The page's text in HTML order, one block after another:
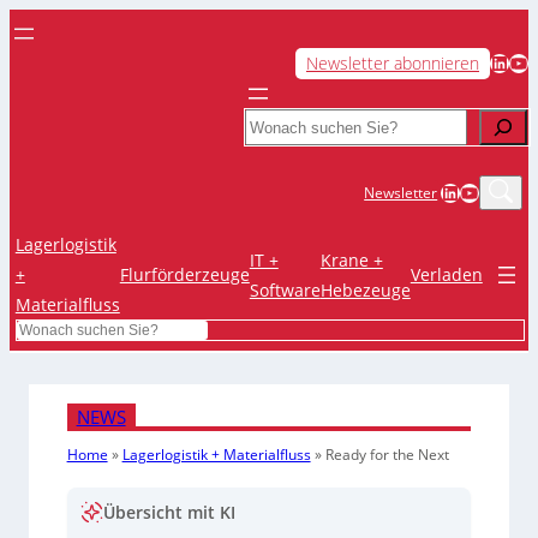
Newsletter abonnieren LinkedIn YouTube
Search
NewsletterLinkedIn
Lagerlogistik
+
Materialfluss
Flurförderzeuge
IT +
Software
Krane +
Hebezeuge
Verladen
Search
NEWS
Home » Lagerlogistik + Materialfluss» Ready for the Next
Übersicht mit KI